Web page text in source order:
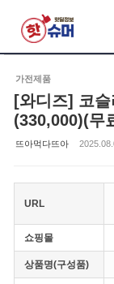
가전제품
[와디즈] 코
(330,000)(무
뜨아먹다뜨아
URL
쇼핑몰
상품명(구성품)